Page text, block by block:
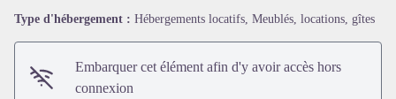
Voir l'image en plein écran
Type d'hébergement : Hébergements locatifs, Meublés, locations, gîtes
Embarquer cet élément afin d'y avoir accès hors
connexion